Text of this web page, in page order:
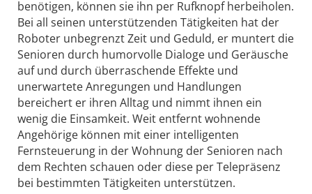
benötigen, können sie ihn per Rufknopf herbeiholen.
Bei all seinen unterstützenden Tätigkeiten hat der
Roboter unbegrenzt Zeit und Geduld, er muntert die
Senioren durch humorvolle Dialoge und Geräusche
auf und durch überraschende Effekte und
unerwartete Anregungen und Handlungen
bereichert er ihren Alltag und nimmt ihnen ein
wenig die Einsamkeit. Weit entfernt wohnende
Angehörige können mit einer intelligenten
Fernsteuerung in der Wohnung der Senioren nach
dem Rechten schauen oder diese per Telepräsenz
bei bestimmten Tätigkeiten unterstützen.